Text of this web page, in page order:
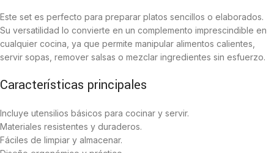
Este set es perfecto para preparar platos sencillos o elaborados.
Su versatilidad lo convierte en un complemento imprescindible en
cualquier cocina, ya que permite manipular alimentos calientes,
servir sopas, remover salsas o mezclar ingredientes sin esfuerzo.
Características principales
Incluye utensilios básicos para cocinar y servir.
Materiales resistentes y duraderos.
Fáciles de limpiar y almacenar.